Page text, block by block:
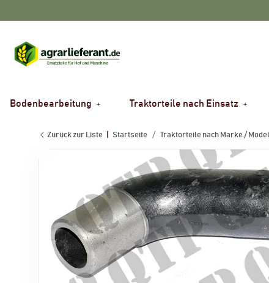
Bodenbearbeitung Traktorteile nach Einsatz
Zurück zur Liste Startseite Traktorteile nach Marke / Modell